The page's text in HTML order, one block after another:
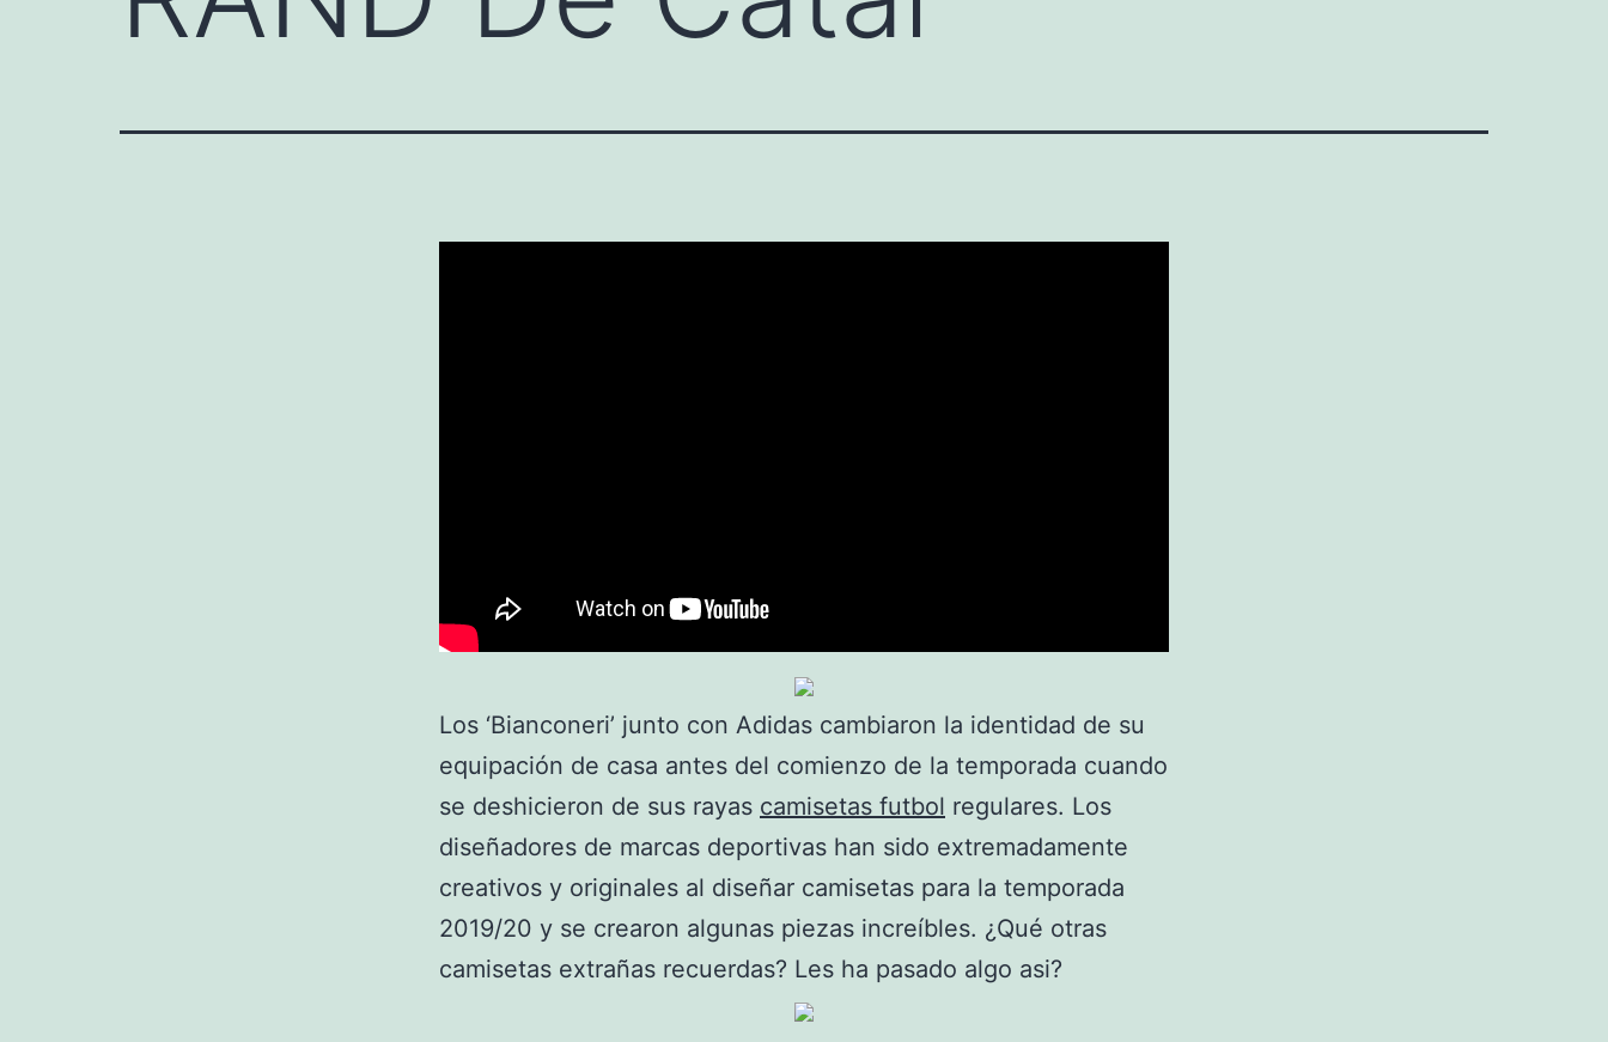
Los ‘Bianconeri’ junto con Adidas cambiaron la identidad de su
equipación de casa antes del comienzo de la temporada cuando
se deshicieron de sus rayas camisetas futbol regulares. Los
diseñadores de marcas deportivas han sido extremadamente
creativos y originales al diseñar camisetas para la temporada
2019/20 y se crearon algunas piezas increíbles. ¿Qué otras
camisetas extrañas recuerdas? Les ha pasado algo asi?